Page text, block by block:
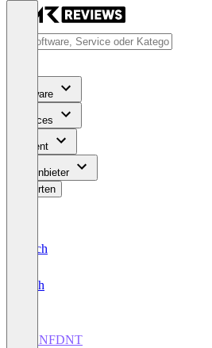
Software
Services
Content
Für Anbieter
Bewerten
Deutsch
English
CONFDNT